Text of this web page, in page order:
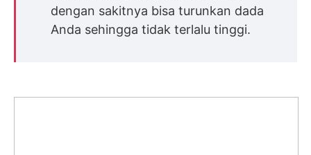
dengan sakitnya bisa turunkan dada
Anda sehingga tidak terlalu tinggi.